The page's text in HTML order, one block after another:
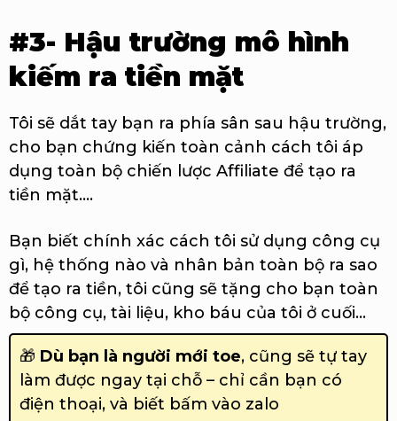
#3- Hậu trường mô hình
kiếm ra tiền mặt
Tôi sẽ dắt tay bạn ra phía sân sau hậu trường,
cho bạn chứng kiến toàn cảnh cách tôi áp
dụng toàn bộ chiến lược Affiliate để tạo ra
tiền mặt....
Bạn biết chính xác cách tôi sử dụng công cụ
gì, hệ thống nào và nhân bản toàn bộ ra sao
để tạo ra tiền, tôi cũng sẽ tặng cho bạn toàn
bộ công cụ, tài liệu, kho báu của tôi ở cuối...
🎁 Dù bạn là người mới toe, cũng sẽ tự tay
làm được ngay tại chỗ – chỉ cần bạn có
điện thoại, và biết bấm vào zalo